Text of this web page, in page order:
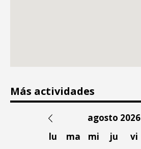
Más actividades
agosto 2026
lu
ma mi ju vi